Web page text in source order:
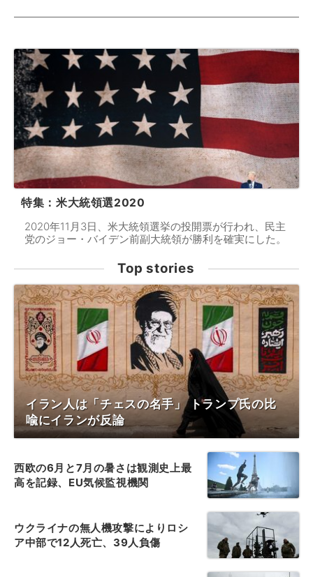
特集：米大統領選2020
2020年11月3日、米大統領選挙の投開票が行われ、民主
党のジョー・バイデン前副大統領が勝利を確実にした。
Top stories
イラン人は「チェスの名手」 トランプ氏の比
喩にイランが反論
西欧の6月と7月の暑さは観測史上最
高を記録、EU気候監視機関
ウクライナの無人機攻撃によりロシ
ア中部で12人死亡、39人負傷